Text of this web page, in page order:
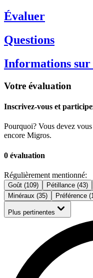
Évaluer
Questions
Informations
Votre évaluation
Inscrivez-vous et
Pourquoi? Vous devez
encore Migros.
0 évaluation
Régulièrement mentionné:
Goût (109) Pétillance (43)
Minéraux (35)
Préférence
Plus pertinentes